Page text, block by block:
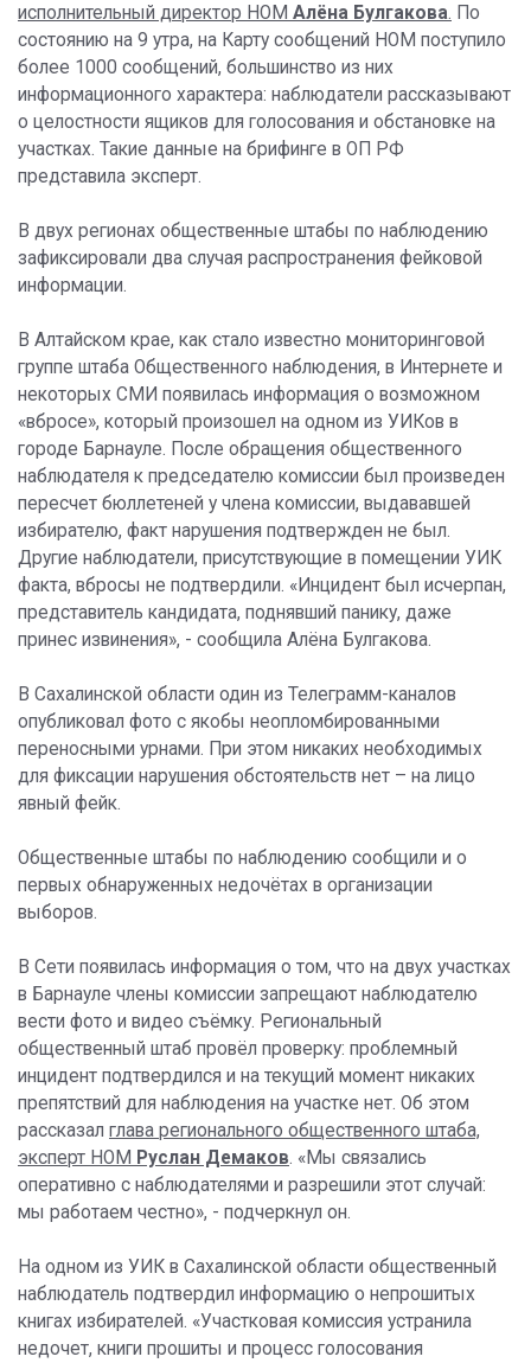
исполнительный директор НОМ Алёна Булгакова. По
состоянию на 9 утра, на Карту сообщений НОМ поступило
более 1000 сообщений, большинство из них
информационного характера: наблюдатели рассказывают
о целостности ящиков для голосования и обстановке на
участках. Такие данные на брифинге в ОП РФ
представила эксперт.
В двух регионах общественные штабы по наблюдению
зафиксировали два случая распространения фейковой
информации.
В Алтайском крае, как стало известно мониторинговой
группе штаба Общественного наблюдения, в Интернете и
некоторых СМИ появилась информация о возможном
«вбросе», который произошел на одном из УИКов в
городе Барнауле. После обращения общественного
наблюдателя к председателю комиссии был произведен
пересчет бюллетеней у члена комиссии, выдававшей
избирателю, факт нарушения подтвержден не был.
Другие наблюдатели, присутствующие в помещении УИК
факта, вбросы не подтвердили. «Инцидент был исчерпан,
представитель кандидата, поднявший панику, даже
принес извинения», - сообщила Алёна Булгакова.
В Сахалинской области один из Телеграмм-каналов
опубликовал фото с якобы неопломбированными
переносными урнами. При этом никаких необходимых
для фиксации нарушения обстоятельств нет – на лицо
явный фейк.
Общественные штабы по наблюдению сообщили и о
первых обнаруженных недочётах в организации
выборов.
В Сети появилась информация о том, что на двух участках
в Барнауле члены комиссии запрещают наблюдателю
вести фото и видео съёмку. Региональный
общественный штаб провёл проверку: проблемный
инцидент подтвердился и на текущий момент никаких
препятствий для наблюдения на участке нет. Об этом
рассказал глава регионального общественного штаба,
эксперт НОМ Руслан Демаков. «Мы связались
оперативно с наблюдателями и разрешили этот случай:
мы работаем честно», - подчеркнул он.
На одном из УИК в Сахалинской области общественный
наблюдатель подтвердил информацию о непрошитых
книгах избирателей. «Участковая комиссия устранила
недочет, книги прошиты и процесс голосования